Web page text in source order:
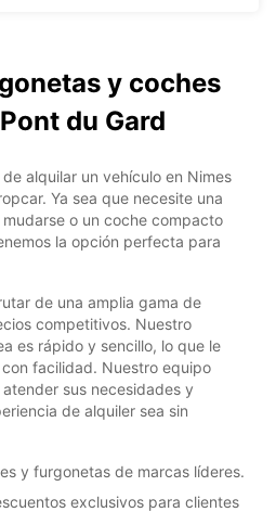
y coches
du Gard
alquilar un vehículo en Nimes
Ya sea que necesite una
o un coche compacto
la opción perfecta para
de una amplia gama de
competitivos. Nuestro
es rápido y sencillo, lo que le
facilidad. Nuestro equipo
sus necesidades y
de alquiler sea sin
y furgonetas de marcas líderes.
exclusivos para clientes